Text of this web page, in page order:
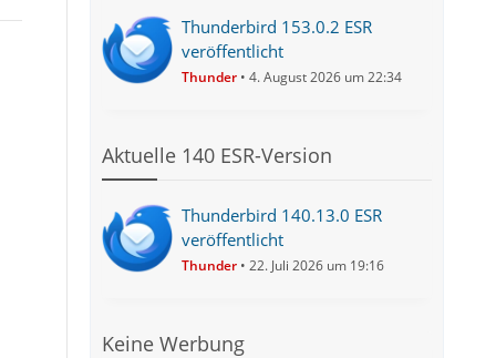
Thunderbird 153.0.2 ESR
veröffentlicht
Thunder 4. August 2026 um 22:34
Aktuelle 140 ESR-Version
Thunderbird 140.13.0 ESR
veröffentlicht
Thunder 22. Juli 2026 um 19:16
Keine Werbung